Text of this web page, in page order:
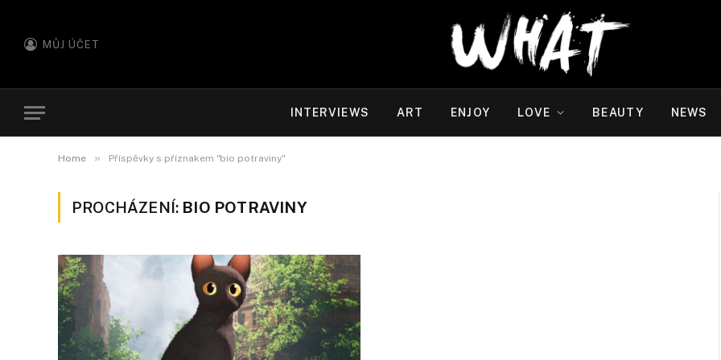
MŮJ ÚČET
INTERVIEWS ART ENJOY LOVE BEAUTY NEWS
Home » Příspěvky s příznakem "bio potraviny"
PROCHÁZENÍ: BIO POTRAVINY